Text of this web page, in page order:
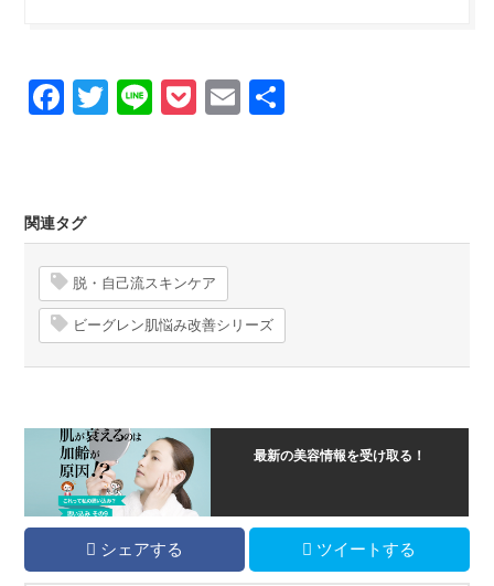
Facebook
Twitter
LinePocket
Email
関連タグ
脱・自己流スキンケア
ビーグレン肌悩み改善シリーズ
最新の美容情報を受け取る！
シェアする ツイートする